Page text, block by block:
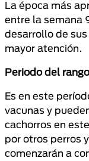
La época más
entre la semana
desarrollo de
mayor atención.
Periodo del
Es en este
vacunas y
cachorros en
por otros perros
comenzarán a